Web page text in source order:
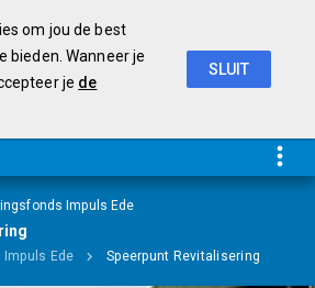
Impuls Ede
Ede Speerpunt Revitalisering
om jou de best
bieden. Wanneer je
je de
SLUIT